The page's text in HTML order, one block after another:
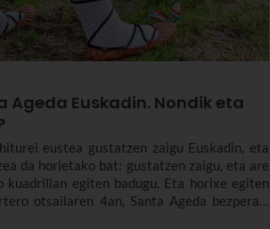
Ageda Euskadin. Nondik eta
eustea gustatzen zaigu Euskadin, eta
da horietako bat: gustatzen zaigu, eta are
kuadrillan egiten badugu. Eta horixe egiten
otsailaren 4an, Santa Ageda bezperan.